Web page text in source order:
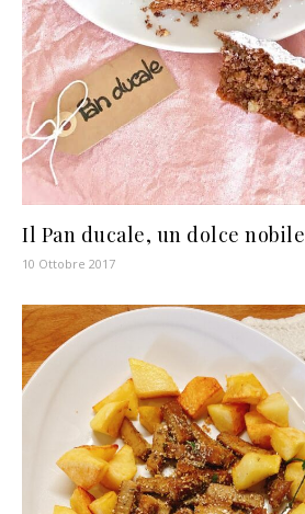
Il Pan ducale, un dolce nobile
10 Ottobre 2017